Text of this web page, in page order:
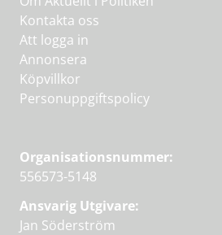
Kontakta oss
Att logga in
Annonsera
Köpvillkor
Personuppgiftspolicy
Organisationsnummer:
556573-5148
Ansvarig Utgivare:
Jan Söderström